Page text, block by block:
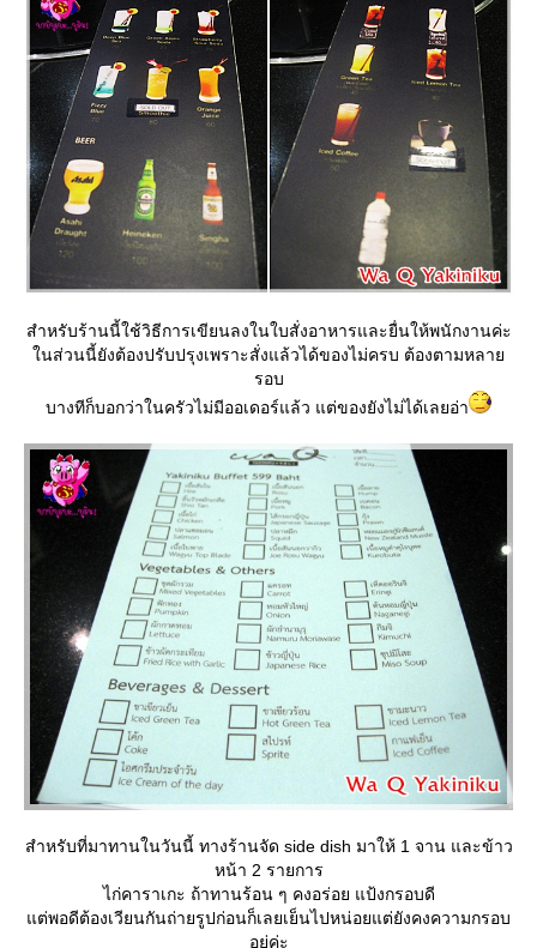
สำหรับร้านนี้ใช้วิธีการเขียนลงในใบสั่งอาหารและยื่นให้พนักงานค่ะ
นส่วนนี้ยังต้องปรับปรุงเพราะสั่งแล้วได้ของไม่ครบ ต้องตามหลา
รอบ
บางทีก็บอกว่าในครัวไม่มีออเดอร์แล้ว แต่ของยังไม่ได้เลยอ่า
สำหรับที่มาทานในวันนี้ ทางร้านจัด side dish มาให้ 1 จาน และข้าว
หน้า 2 รายการ
ไก่คาราเกะ ถ้าทานร้อน ๆ คงอร่อย แป้งกรอบดี
ต่พอดีต้องเวียนกันถ่ายรูปก่อนก็เลยเย็นไปหน่อยแต่ยังคงความกรอบ
อยู่ค่ะ